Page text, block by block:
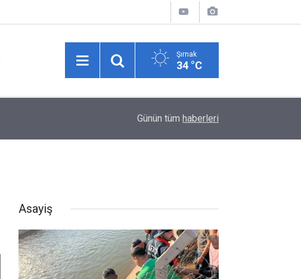
Şırnak
34 °C
Vali Ekici Başkan Mir’i Ziyaret Etti: Samimi
Günün tüm haberleri
Asayiş